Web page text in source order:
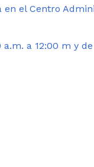
el Centro
a 12:00 m y